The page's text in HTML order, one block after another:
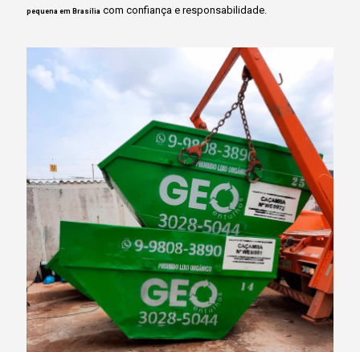
pequena em Brasília com confiança e responsabilidade.